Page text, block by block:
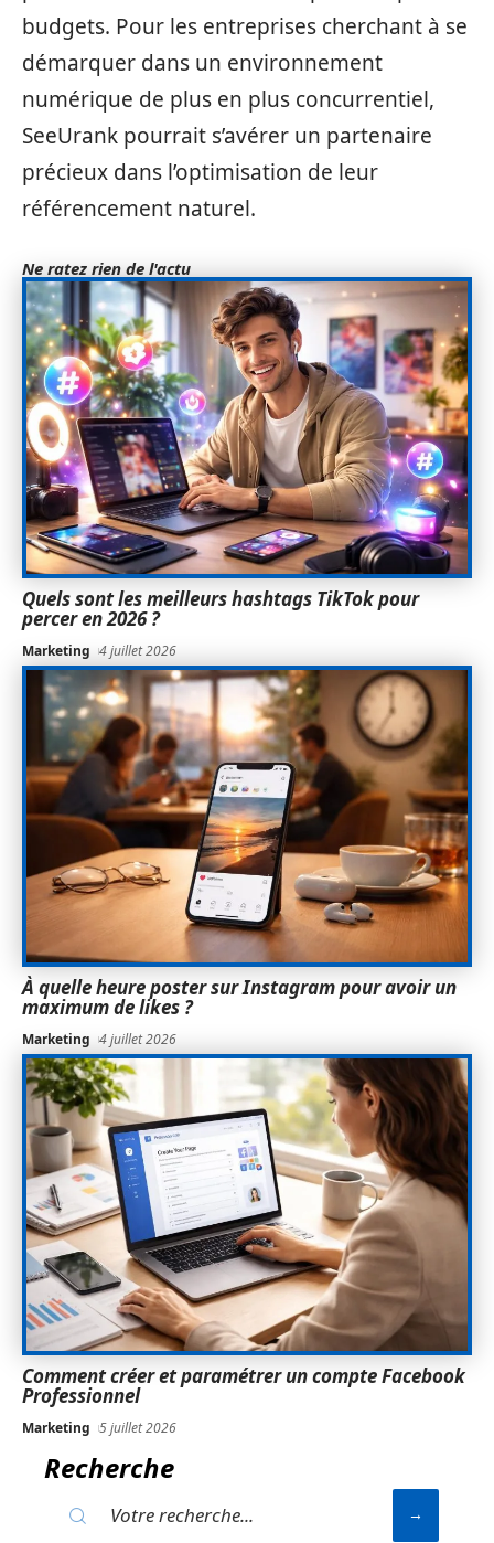
budgets. Pour les entreprises cherchant à se
démarquer dans un environnement
numérique de plus en plus concurrentiel,
SeeUrank pourrait s’avérer un partenaire
précieux dans l’optimisation de leur
référencement naturel.
Ne ratez rien de l'actu
Quels sont les meilleurs hashtags TikTok pour
percer en 2026 ?
Marketing 4 juillet 2026
À quelle heure poster sur Instagram pour avoir un
maximum de likes ?
Marketing 4 juillet 2026
Comment créer et paramétrer un compte Facebook
Professionnel
Marketing 5 juillet 2026
Recherche